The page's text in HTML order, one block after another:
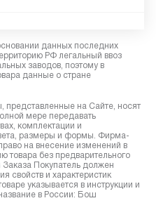
данных последних
РФ легальный ввоз
заводов, поэтому в
данные о стране
на Сайте, носят
мере передавать
комплектации и
размеры и формы. Фирма-
на внесение изменений в
товара без предварительного
Покупатель должен
свойств и характеристик
указывается в инструкции и
в России: Бош